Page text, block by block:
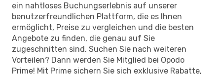
ein nahtloses Buchungserlebnis auf unserer
benutzerfreundlichen Plattform, die es Ihnen
ermöglicht, Preise zu vergleichen und die besten
Angebote zu finden, die genau auf Sie
zugeschnitten sind. Suchen Sie nach weiteren
Vorteilen? Dann werden Sie Mitglied bei Opodo
Prime! Mit Prime sichern Sie sich exklusive Rabatte,